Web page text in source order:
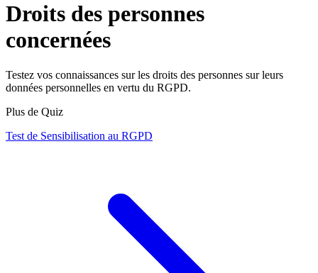
Droits des personnes
concernées
Testez vos connaissances sur les droits des personnes sur leurs
données personnelles en vertu du RGPD.
Plus de Quiz
Test de Sensibilisation au RGPD